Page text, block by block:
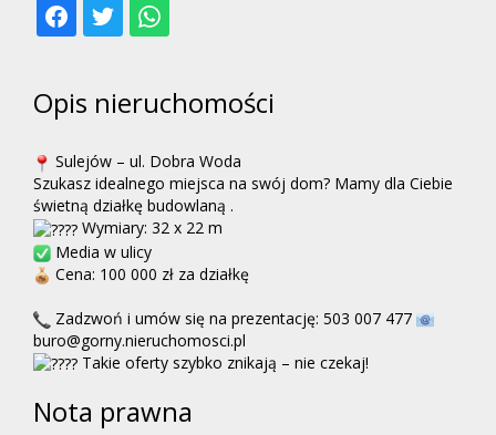
Opis nieruchomości
Sulejów – ul. Dobra Woda
Szukasz idealnego miejsca na swój dom? Mamy dla Ciebie
świetną działkę budowlaną .
Wymiary: 32 x 22 m
Media w ulicy
Cena: 100 000 zł za działkę
Zadzwoń i umów się na prezentację: 503 007 477
buro@gorny.nieruchomosci.pl
Takie oferty szybko znikają – nie czekaj!
Nota prawna